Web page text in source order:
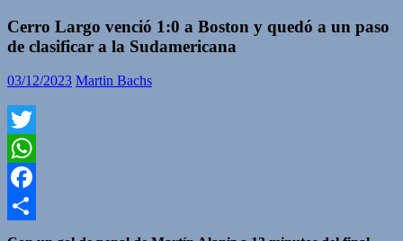
Cerro Largo venció 1:0 a Boston y quedó a un paso
de clasificar a la Sudamericana
03/12/2023 Martin Bachs
Twitter
WhatsApp
Facebook
Compartir